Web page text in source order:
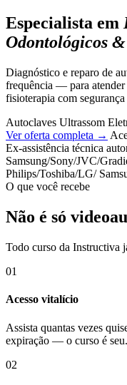
Especialista em
Odontológicos
Diagnóstico e reparo de
frequência — para atender
fisioterapia com
Autoclaves Ultrassom
Ver oferta completa →
Ex-assistência técnica
Samsung/Sony/JVC/
Philips/Toshiba/LG/
O que você recebe
Não é só
Todo curso da Instructiva
01
Acesso vitalício
Assista quantas vezes
expiração — o curso é seu.
02